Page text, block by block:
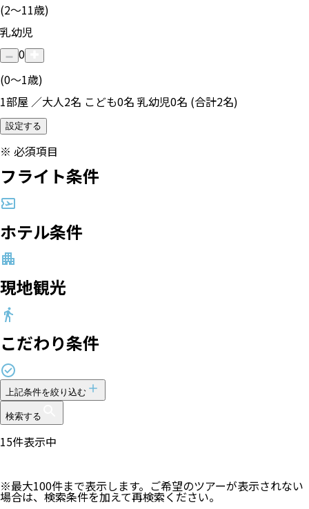
(2〜11歳)
乳幼児
0
(0〜1歳)
1部屋 ／大人2名 こども0名 乳幼児0名 (合計2名)
設定する
※ 必須項目
フライト条件
ホテル条件
現地観光
こだわり条件
上記条件を絞り込む
検索する
15件表示中
※最大100件まで表示します。ご希望のツアーが表示されない
場合は、検索条件を加えて再検索ください。